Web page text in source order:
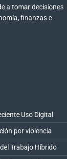
a tomar decisiones
finanzas e
Uso Digital
por violencia
Trabajo Híbrido